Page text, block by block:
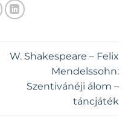
W. Shakespeare – Felix
Mendelssohn:
Szentivánéji álom –
táncjáték